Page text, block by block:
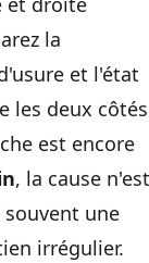
la
et l'état
les deux côtés
est encore
, la cause n'est
une
irrégulier.